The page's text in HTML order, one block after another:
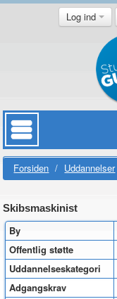
Log ind
Forsiden / Uddannelser
Skibsmaskinist
By
Offentlig støtte
Uddannelseskategori
Adgangskrav